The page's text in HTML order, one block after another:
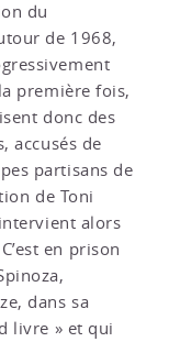
du
de 1968,
première fois,
donc des
accusés de
partisans de
de Toni
alors
en prison
dans sa
livre » et qui